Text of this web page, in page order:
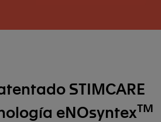
STIMCARE
eNOsyntexTM